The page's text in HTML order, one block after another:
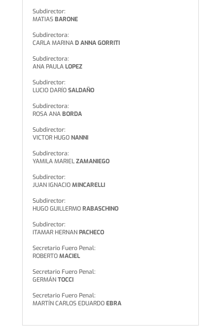
Subdirector:
MATIASBARONE
Subdirectora:
CARLA MARINAD ANNA GORRITI
Subdirectora:
ANA PAULALOPEZ
Subdirector:
LUCIO DARÍOSALDAÑO
Subdirectora:
ROSA ANABORDA
Subdirector:
VICTOR HUGONANNI
Subdirectora:
YAMILA MARIELZAMANIEGO
Subdirector:
JUAN IGNACIOMINCARELLI
Subdirector:
HUGO GUILLERMORABASCHINO
Subdirector:
ITAMAR HERNANPACHECO
Secretario Fuero Penal:
ROBERTOMACIEL
Secretario Fuero Penal:
GERMÁNTOCCI
Secretario Fuero Penal:
MARTÍN CARLOS EDUARDOEBRA